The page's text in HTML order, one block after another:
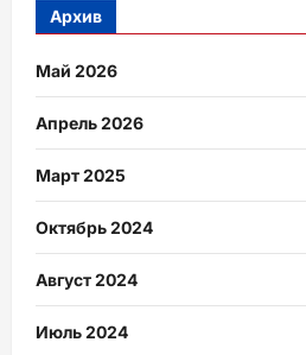
Архив
Май 2026
Апрель 2026
Март 2025
Октябрь 2024
Август 2024
Июль 2024